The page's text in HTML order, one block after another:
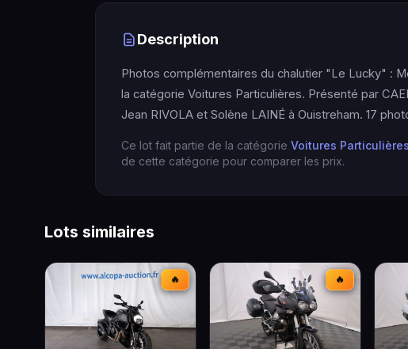
Description
Photos complémentaires du chalutier "Le Lucky" :
la catégorie Voitures Particulières. Présenté par
Jean RIVOLA et Solène LAINÉ à Ouistreham. 17
Ce lot fait partie de la catégorie Voitures Particulières
de cette catégorie pour comparer les prix.
Lots similaires
🔥 🔥